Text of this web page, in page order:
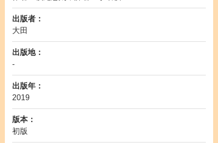
出版者：
大田
出版地：
-
出版年：
2019
版本：
初版